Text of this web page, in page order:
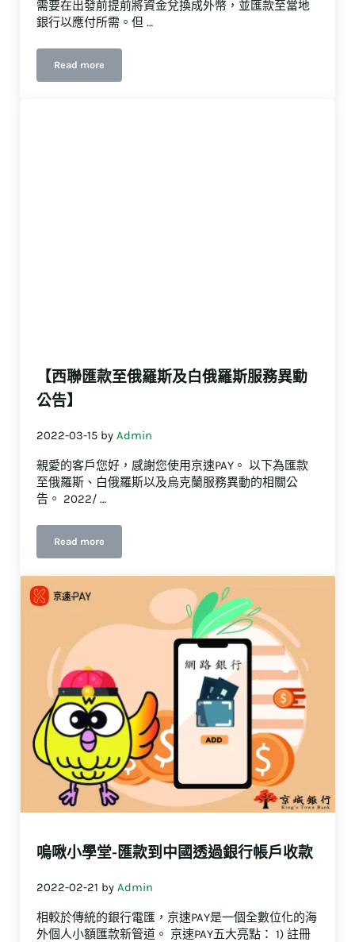
需要在出發前提前將資金兌換成外幣，並匯款至當地
銀行以應付所需。但 …
Read more五分鐘搞定海外匯款！掌握匯款到國外的方式、手續費與時
【西聯匯款至俄羅斯及白俄羅斯服務異動
公告】
2022-03-15 byAdmin
親愛的客戶您好，感謝您使用京速PAY。 以下為匯款
至俄羅斯、白俄羅斯以及烏克蘭服務異動的相關公
告。 2022/ …
Read more【西聯匯款至俄羅斯及白俄羅斯服務異動公告】
嗚啾小學堂-匯款到中國透過銀行帳戶收款
2022-02-21 byAdmin
相較於傳統的銀行電匯，京速PAY是一個全數位化的海
外個人小額匯款新管道。 京速PAY五大亮點： 1) 註冊